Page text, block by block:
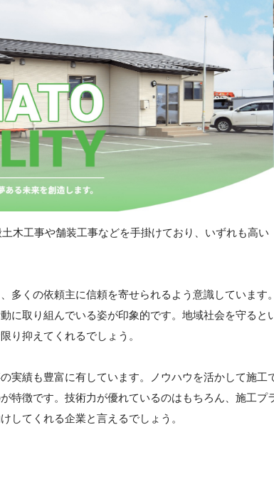
木工事や舗装工事などを手掛けており、いずれも高い
くの依頼主に信頼を寄せられるよう意識しています。
に取り組んでいる姿が印象的です。地域社会を守ると
り抑えてくれるでしょう。
実績も豊富に有しています。ノウハウを活かして施工
特徴です。技術力が優れているのはもちろん、施工プ
してくれる企業と言えるでしょう。